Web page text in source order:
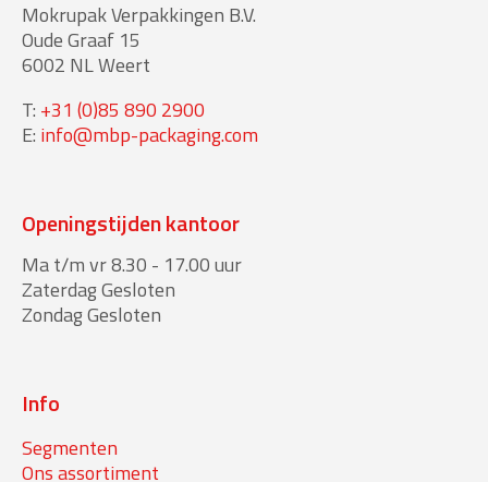
Mokrupak Verpakkingen B.V.
Oude Graaf 15
6002 NL Weert
T: +31 (0)85 890 2900
E: info@mbp-packaging.com
Openingstijden kantoor
Ma t/m vr 8.30 - 17.00 uur
Zaterdag Gesloten
Zondag Gesloten
Info
Segmenten
Ons assortiment